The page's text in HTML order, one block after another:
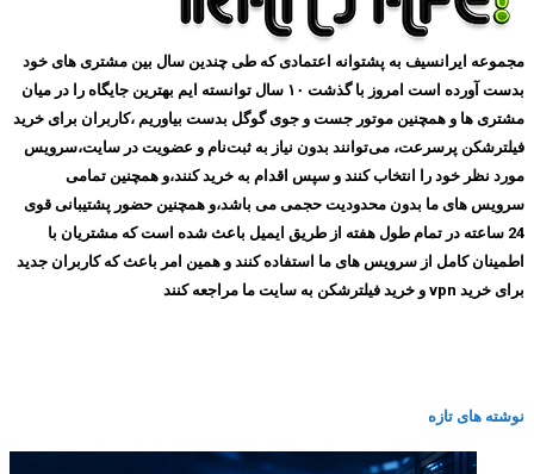
مجموعه ایرانسیف به پشتوانه اعتمادی که طی چندین سال بین مشتری های خود
بدست آورده است امروز با گذشت ۱۰ سال توانسته ایم بهترین جایگاه را در میان
مشتری ها و همچنین موتور جست و جوی گوگل بدست بیاوریم ،کاربران برای خرید
فیلترشکن پرسرعت، می‌توانند بدون نیاز به ثبت‌نام و عضویت در سایت،سرویس
مورد نظر خود را انتخاب کنند و سپس اقدام به خرید کنند،و همچنین تمامی
سرویس های ما بدون محدودیت حجمی می باشد،و همچنین حضور پشتیبانی قوی
24 ساعته در تمام طول هفته از طریق ایمیل باعث شده است که مشتریان با
اطمینان کامل از سرویس های ما استفاده کنند و همین امر باعث که کاربران جدید
برای خرید vpn و خرید فیلترشکن به سایت ما مراجعه کنند
نوشته های تازه